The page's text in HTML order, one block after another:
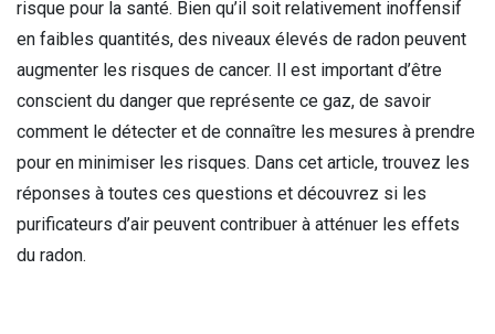
risque pour la santé. Bien qu’il soit relativement inoffensif
en faibles quantités, des niveaux élevés de radon peuvent
augmenter les risques de cancer. Il est important d’être
conscient du danger que représente ce gaz, de savoir
comment le détecter et de connaître les mesures à prendre
pour en minimiser les risques. Dans cet article, trouvez les
réponses à toutes ces questions et découvrez si les
purificateurs d’air peuvent contribuer à atténuer les effets
du radon.